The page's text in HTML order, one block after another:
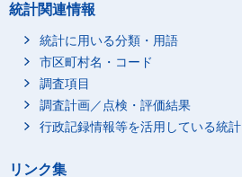
統計関連情報
統計に用いる分類・用語
市区町村名・コード
調査項目
調査計画／点検・評価結果
行政記録情報等を活用している統計
リンク集